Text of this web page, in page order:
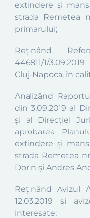
extindere și
strada Remetea
primarului;
Reținând
446811/1/3.09.2019
Cluj-Napoca, în
Analizând
din 3.09.2019 al
și al Direcției
aprobarea
extindere și
strada Remetea
Dorin și Andres
Reținând Avizul
12.03.2019 și
interesate;